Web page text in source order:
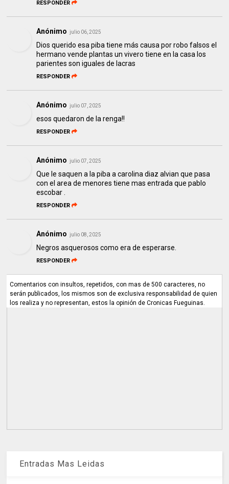
RESPONDER
Anónimo julio 06, 2025
Dios querido esa piba tiene más causa por robo falsos el
hermano vende plantas un vivero tiene en la casa los
parientes son iguales de lacras
RESPONDER
Anónimo julio 07, 2025
esos quedaron de la renga!!
RESPONDER
Anónimo julio 07, 2025
Que le saquen a la piba a carolina diaz alvian que pasa
con el area de menores tiene mas entrada que pablo
escobar .
RESPONDER
Anónimo julio 08, 2025
Negros asquerosos como era de esperarse.
RESPONDER
Comentarios con insultos, repetidos, con mas de 500 caracteres, no
serán publicados, los mismos son de exclusiva responsabilidad de quien
los realiza y no representan, estos la opinión de Cronicas Fueguinas.
Entradas Mas Leidas